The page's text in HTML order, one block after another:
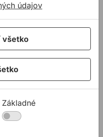
prenášaniu
100 kg (kolmo ku
údajov
všetko
Základné